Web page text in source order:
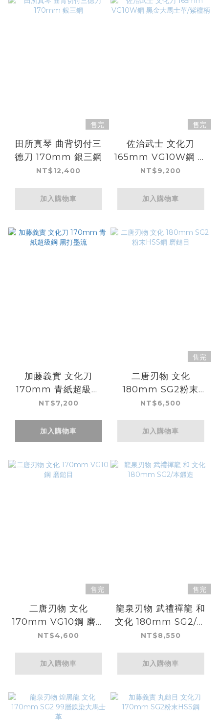
售完
田所真琴 曲背切付三
德刀 170mm 銀三鋼
NT$12,400
加入購物車
售完
佐治武士 文化刀
165mm VG10W鋼 黑
金大馬士革/紫檀柄
NT$9,200
加入購物車
加藤義實 文化刀
170mm 青紙超級鋼
黑打墨流
NT$7,200
加入購物車
售完
二唐刃物 文化
180mm SG2粉末
HSS鋼 磨鎚目
NT$6,500
加入購物車
售完
二唐刃物 文化
170mm VG10鋼 磨鎚
目
NT$4,600
加入購物車
售完
龍泉刃物 武禮禪龍 和
文化 180mm SG2/本
鍛造
NT$8,550
加入購物車